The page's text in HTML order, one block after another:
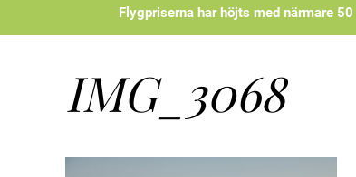
Flygpriserna har höjts med närmare
IMG_3068